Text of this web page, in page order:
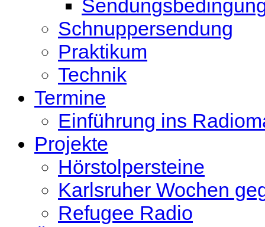
Schnuppersendung
Praktikum
Technik
Termine
Einführung ins
Projekte
Hörstolpersteine
Karlsruher Wochen
Refugee Radio